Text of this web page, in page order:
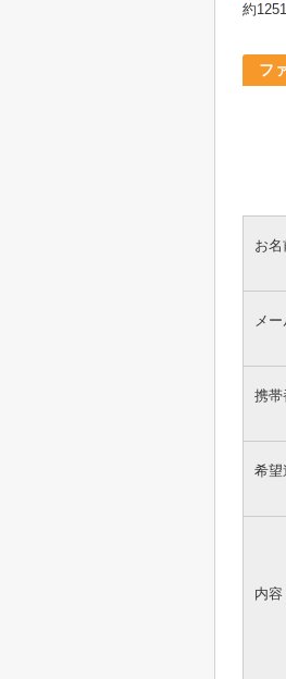
約
フ
お名
メ
携帯
希望
内容